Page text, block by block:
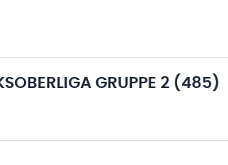
GRUPPE 2 (485)